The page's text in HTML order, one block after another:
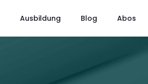
Ausbildung Blog Abos